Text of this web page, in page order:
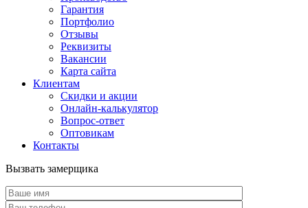
Гарантия
Портфолио
Отзывы
Реквизиты
Вакансии
Карта сайта
Клиентам
Скидки и акции
Онлайн-калькулятор
Вопрос-ответ
Оптовикам
Контакты
Вызвать замерщика